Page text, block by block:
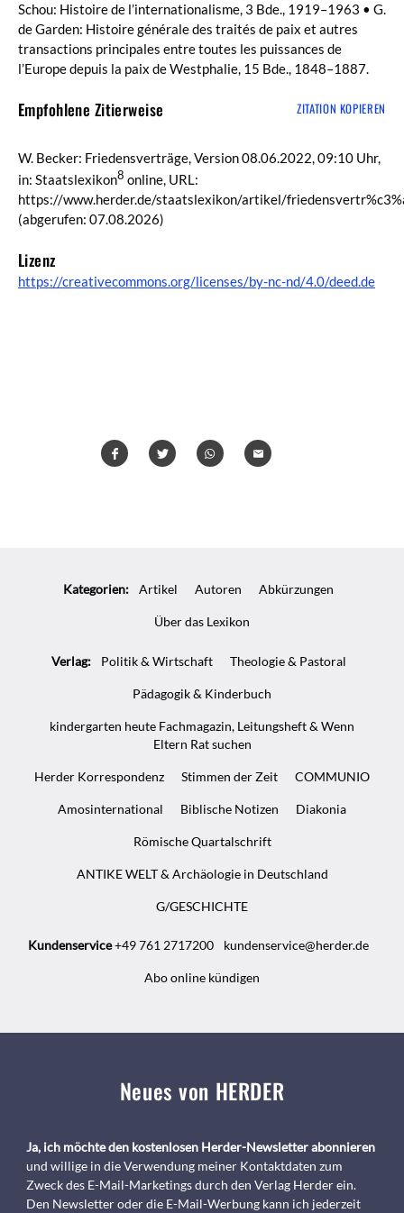
Schou: Histoire de l’internationalisme, 3 Bde., 1919–1963 • G.
de Garden: Histoire générale des traités de paix et autres
transactions principales entre toutes les puissances de
l’Europe depuis la paix de Westphalie, 15 Bde., 1848–1887.
Empfohlene Zitierweise ZITATION KOPIEREN
W. Becker: Friedensverträge, Version 08.06.2022, 09:10 Uhr,
in: Staatslexikon8 online, URL:
https://www.herder.de/staatslexikon/artikel/
(abgerufen: 07.08.2026)
Lizenz
https://creativecommons.org/licenses/by-nc-nd/4.0/deed.de
InfosKategorien: Artikel Autoren Abkürzungen
Über das Lexikon
Verlag: Politik & Wirtschaft Theologie & Pastoral
Pädagogik & Kinderbuch
kindergarten heute Fachmagazin, Leitungsheft & Wenn
Eltern Rat suchen
Herder Korrespondenz Stimmen der Zeit COMMUNIO
Amosinternational Biblische Notizen Diakonia
Römische Quartalschrift
ANTIKE WELT & Archäologie in Deutschland
G/GESCHICHTE
Kundenservice+49 761 2717200 kundenservice@herder.de
Abo online kündigen
Neues von HERDER
Ja, ich möchte den kostenlosen Herder-Newsletter abonnieren
und willige in die Verwendung meiner Kontaktdaten zum
Zweck des E-Mail-Marketings durch den Verlag Herder ein.
Den Newsletter oder die E-Mail-Werbung kann ich jederzeit